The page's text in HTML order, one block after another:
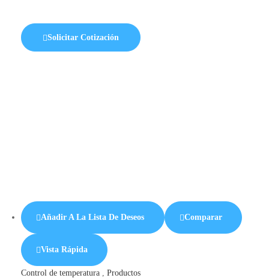
Solicitar Cotización
Añadir A La Lista De Deseos Comparar
Vista Rápida
Control de temperatura, Productos